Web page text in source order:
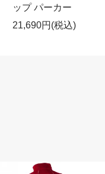
ップ パーカー
21,690円(税込)